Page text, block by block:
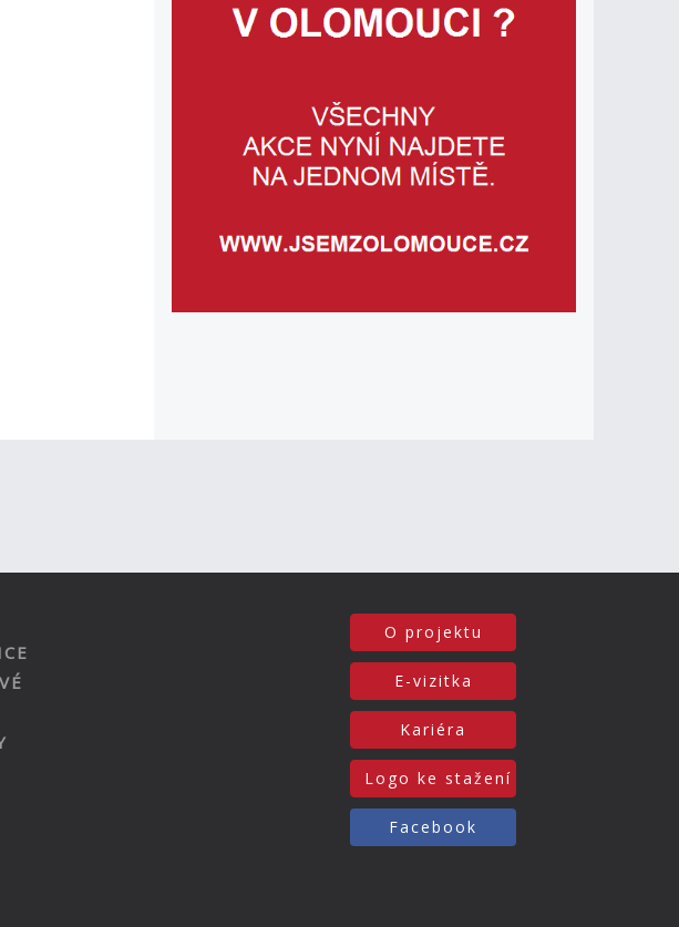
O projektu
E-vizitka
Kariéra
Logo ke stažení
Facebook